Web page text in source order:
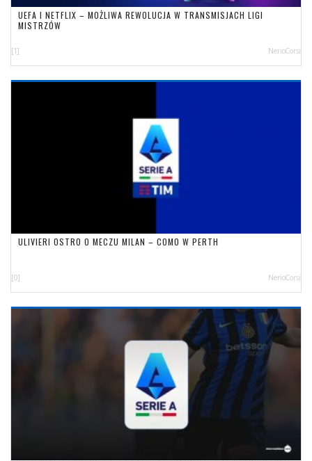
UEFA I NETFLIX – MOŻLIWA REWOLUCJA W TRANSMISJACH LIGI
MISTRZÓW
[1] NerioCorsi
ULIVIERI OSTRO O MECZU MILAN – COMO W PERTH
[0] NerioCorsi